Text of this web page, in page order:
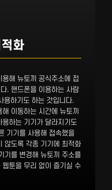
화
해 뉴토끼 공식주소에 접
. 핸드폰을 이용하는 사람
용하기도 하는 것입니다.
이동하는 시간에 뉴토끼
하는 기기가 달라지기도
기기를 사용해 접속했을
않도록 각종 기기에 최적화
기를 변경해 뉴토끼 주소를
툰을 무리 없이 즐기실 수